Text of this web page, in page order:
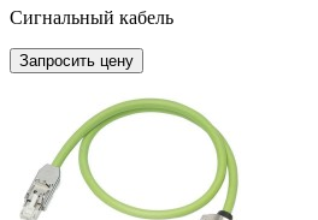
Сигнальный кабель
Запросить цену